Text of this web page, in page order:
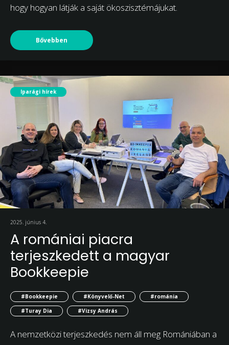
hogy hogyan látják a saját ökoszisztémájukat.
Bővebben
Iparági hírek
2025. június 4.
A romániai piacra
terjeszkedett a magyar
Bookkeepie
#Bookkeepie #Könyvelő-Net
#románia
#Turay Dia
#Vizsy András
A nemzetközi terjeszkedés nem áll meg Romániában a